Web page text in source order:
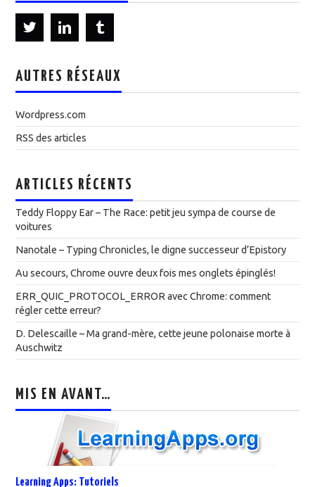
AUTRES RÉSEAUX
Wordpress.com
RSS des articles
ARTICLES RÉCENTS
Teddy Floppy Ear – The Race: petit jeu sympa de course de
voitures
Nanotale – Typing Chronicles, le digne successeur d’Epistory
Au secours, Chrome ouvre deux fois mes onglets épinglés!
ERR_QUIC_PROTOCOL_ERROR avec Chrome: comment
régler cette erreur?
D. Delescaille – Ma grand-mère, cette jeune polonaise morte à
Auschwitz
MIS EN AVANT…
Learning Apps: Tutoriels